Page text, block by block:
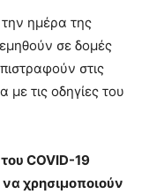
ημέρα της
σε δομές
στις
τις οδηγίες του
COVID-19
χρησιμοποιούν